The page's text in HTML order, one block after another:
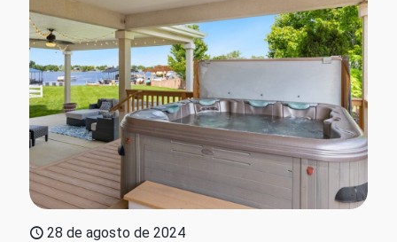
28 de agosto de 2024